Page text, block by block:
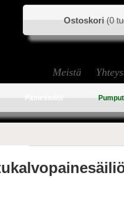
Ostoskori (0
Meistä
Painesäiliöt Pumput